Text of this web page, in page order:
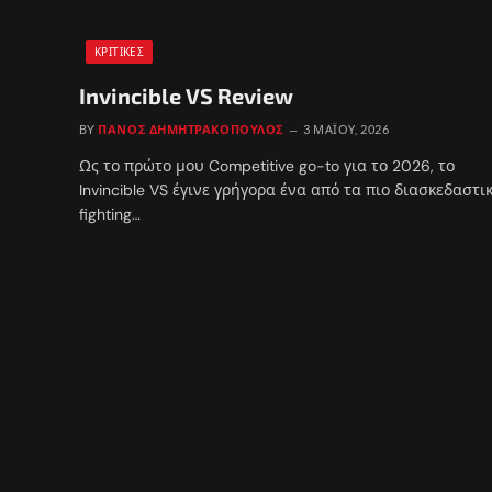
ΚΡΙΤΙΚΈΣ
Invincible VS Review
BY ΠΆΝΟΣ ΔΗΜΗΤΡΑΚΌΠΟΥΛΟΣ 3 ΜΑΪ́ΟΥ, 2026
Ως το πρώτο μου Competitive go-to για το 2026, το
Invincible VS έγινε γρήγορα ένα από τα πιο
fighting…